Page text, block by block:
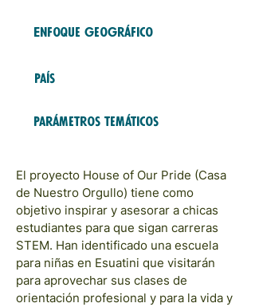
Enfoque geográfico
País
Parámetros temáticos
El proyecto House of Our Pride (Casa
de Nuestro Orgullo) tiene como
objetivo inspirar y asesorar a chicas
estudiantes para que sigan carreras
STEM. Han identificado una escuela
para niñas en Esuatini que visitarán
para aprovechar sus clases de
orientación profesional y para la vida y